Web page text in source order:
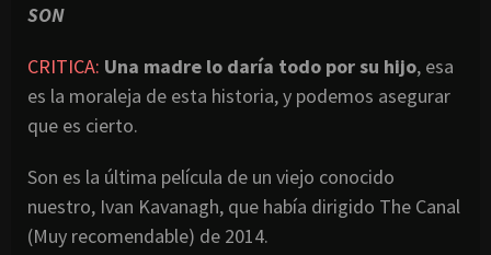
SON
CRITICA: Una madre lo daría todo por su hijo, esa
es la moraleja de esta historia, y podemos asegurar
que es cierto.
Son es la última película de un viejo conocido
nuestro, Ivan Kavanagh, que había dirigido The Canal
(Muy recomendable) de 2014.